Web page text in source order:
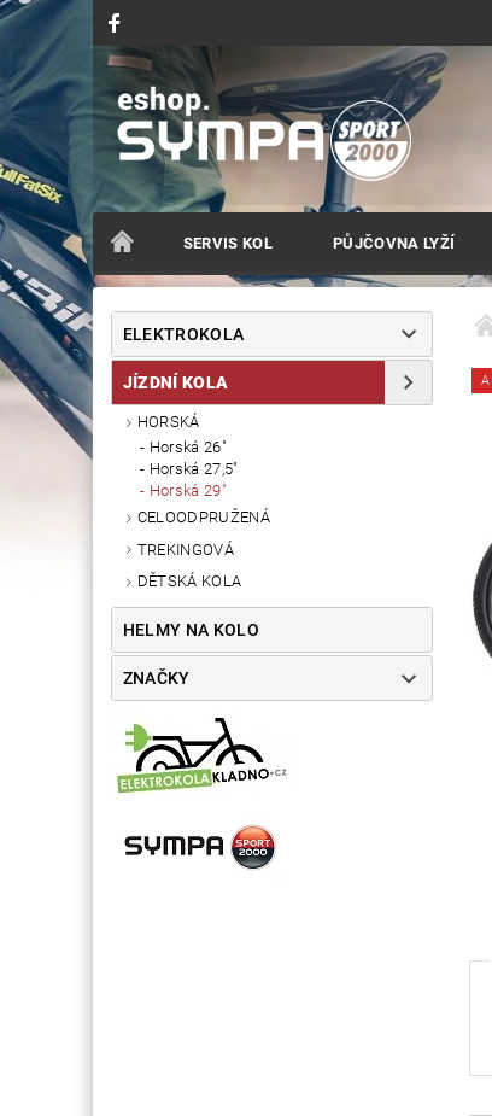
SERVIS KOL PŮJČOVNA LYŽÍ
ELEKTROKOLA
JÍZDNÍ KOLA
HORSKÁ
Horská 26"
Horská 27,5"
Horská 29"
CELOODPRUŽENÁ
TREKINGOVÁ
DĚTSKÁ KOLA
HELMY NA KOLO
ZNAČKY